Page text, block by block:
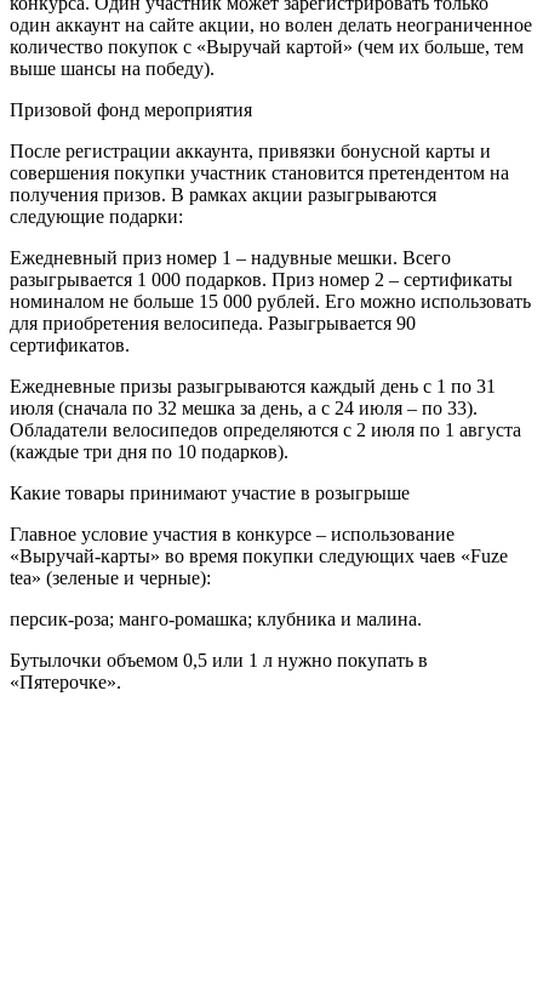
один аккаунт на сайте акции, но волен делать неограниченное
количество покупок с «Выручай картой» (чем их больше, тем
выше шансы на победу).
Призовой фонд мероприятия
После регистрации аккаунта, привязки бонусной карты и
совершения покупки участник становится претендентом на
получения призов. В рамках акции разыгрываются
следующие подарки:
Ежедневный приз номер 1 – надувные мешки. Всего
разыгрывается 1 000 подарков. Приз номер 2 – сертификаты
номиналом не больше 15 000 рублей. Его можно использовать
для приобретения велосипеда. Разыгрывается 90
сертификатов.
Ежедневные призы разыгрываются каждый день с 1 по 31
июля (сначала по 32 мешка за день, а с 24 июля – по 33).
Обладатели велосипедов определяются с 2 июля по 1 августа
(каждые три дня по 10 подарков).
Какие товары принимают участие в розыгрыше
Главное условие участия в конкурсе – использование
«Выручай-карты» во время покупки следующих чаев «Fuze
tea» (зеленые и черные):
персик-роза; манго-ромашка; клубника и малина.
Бутылочки объемом 0,5 или 1 л нужно покупать в
«Пятерочке».